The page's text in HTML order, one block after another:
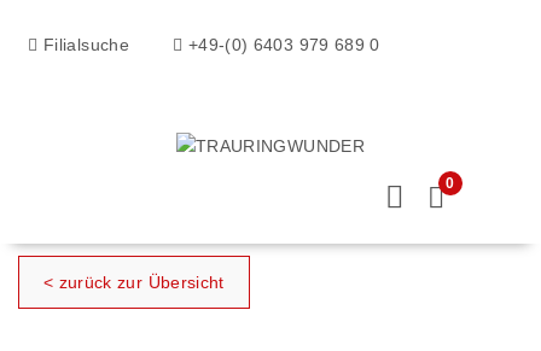
Filialsuche +49-(0) 6403 979 689 0
0
< zurück zur Übersicht